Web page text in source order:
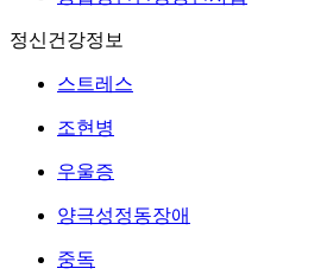
정신건강정보
스트레스
조현병
우울증
양극성정동장애
중독